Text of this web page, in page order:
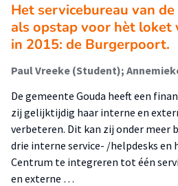
Het servicebureau van
als opstap voor hèt loket
in 2015: de Burgerpoort.
De gemeente Gouda heeft een
zij gelijktijdig haar interne en
verbeteren. Dit kan zij onder meer
drie interne service- /helpdesks
Centrum te integreren tot één
en externe …